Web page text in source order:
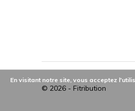
© 2026 - Fitribution
En visitant notre site, vous acceptez